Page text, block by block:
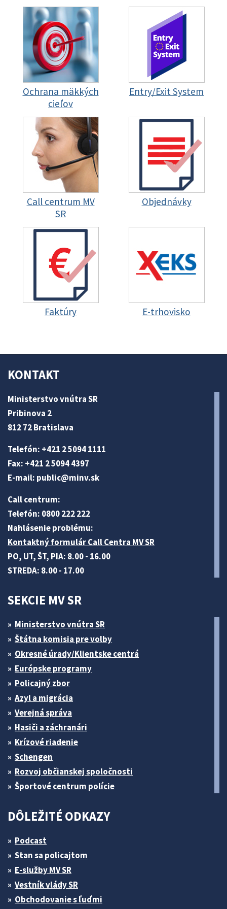
Ochrana mäkkých
cieľov
Entry/Exit System
Call centrum MV
SR
Objednávky
Faktúry E-trhovisko
KONTAKT
Ministerstvo vnútra SR
Pribinova 2
812 72 Bratislava
Telefón: +421 2 5094 1111
Fax: +421 2 5094 4397
E-mail: public@minv.sk
Call centrum:
Telefón: 0800 222 222
Nahlásenie problému:
Kontaktný formulár Call Centra MV SR
PO, UT, ŠT, PIA: 8.00 - 16.00
STREDA: 8.00 - 17.00
SEKCIE MV SR
Ministerstvo vnútra SR
Štátna komisia pre volby
Okresné úrady/Klientske centrá
Európske programy
Policajný zbor
Azyl a migrácia
Verejná správa
Hasiči a záchranári
Krízové riadenie
Schengen
Rozvoj občianskej spoločnosti
Športové centrum polície
DÔLEŽITÉ ODKAZY
Podcast
Stan sa policajtom
E-služby MV SR
Vestník vlády SR
Obchodovanie s ľuďmi